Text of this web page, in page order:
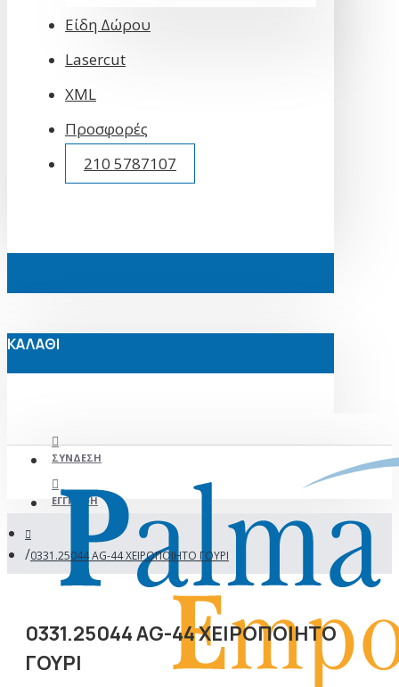
Είδη Δώρου
Lasercut
XML
Προσφορές
210 5787107
ΚΑΛΑΘΙ
ΣΎΝΔΕΣΗ
ΕΓΓΡΑΦΉ
0331.25044 AG-44 ΧΕΙΡΟΠΟΙΗΤΟ ΓΟΥΡΙ
0331.25044 AG-44 ΧΕΙΡΟΠΟΙΗΤΟ
ΓΟΥΡΙ